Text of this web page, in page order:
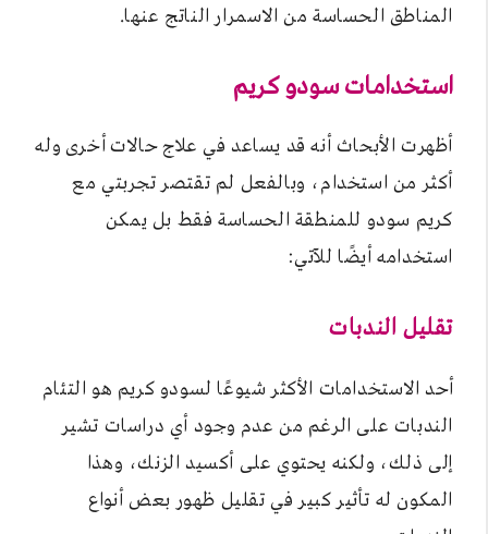
المناطق الحساسة من الاسمرار الناتج عنها.
استخدامات سودو كريم
أظهرت الأبحاث أنه قد يساعد في علاج حالات أخرى وله
أكثر من استخدام، وبالفعل لم تقتصر تجربتي مع
كريم سودو للمنطقة الحساسة فقط بل يمكن
استخدامه أيضًا للآتي:
تقليل الندبات
أحد الاستخدامات الأكثر شيوعًا لسودو كريم هو التئام
الندبات على الرغم من عدم وجود أي دراسات تشير
إلى ذلك، ولكنه يحتوي على أكسيد الزنك، وهذا
المكون له تأثير كبير في تقليل ظهور بعض أنواع